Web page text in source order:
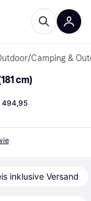
/Camping &
cm)
494,95
inklusive Versand